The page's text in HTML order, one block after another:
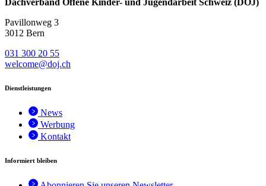
Pavillonweg 3
3012 Bern
031 300 20 55
welcome@doj.ch
Dienstleistungen
News
Werbung
Kontakt
Informiert bleiben